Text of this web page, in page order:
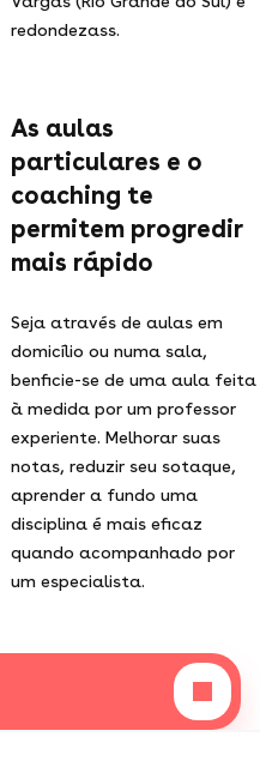
redondezass.
As aulas
particulares e o
coaching te
permitem progredir
mais rápido
Seja através de aulas em
domicílio ou numa sala,
benficie-se de uma aula feita
à medida por um professor
experiente. Melhorar suas
notas, reduzir seu sotaque,
aprender a fundo uma
disciplina é mais eficaz
quando acompanhado por
um especialista.